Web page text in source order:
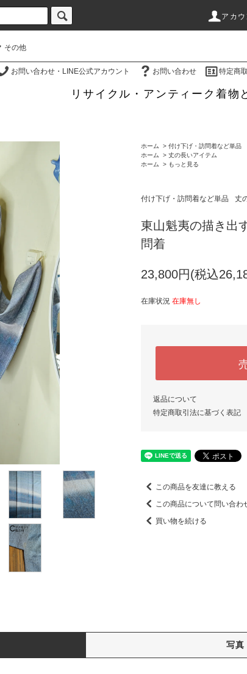
アカウ
その他
お問い合わせ・LINE公式アカウント お問い合わせ 特定商
リサイクル・アンティーク着物
ホーム > 付け下げ・訪問着など単品
ホーム
> 丈の長いアイテム
ホーム
> もっと見る
付け下げ・訪問着など単品 丈
東山魁夷の描き出
問着
23,800円(税込
在庫状況 在庫無し
返品について
特定商取引法に基づく表記
この商品を友達に教える
この商品について問い合わ
買い物を続ける
写真